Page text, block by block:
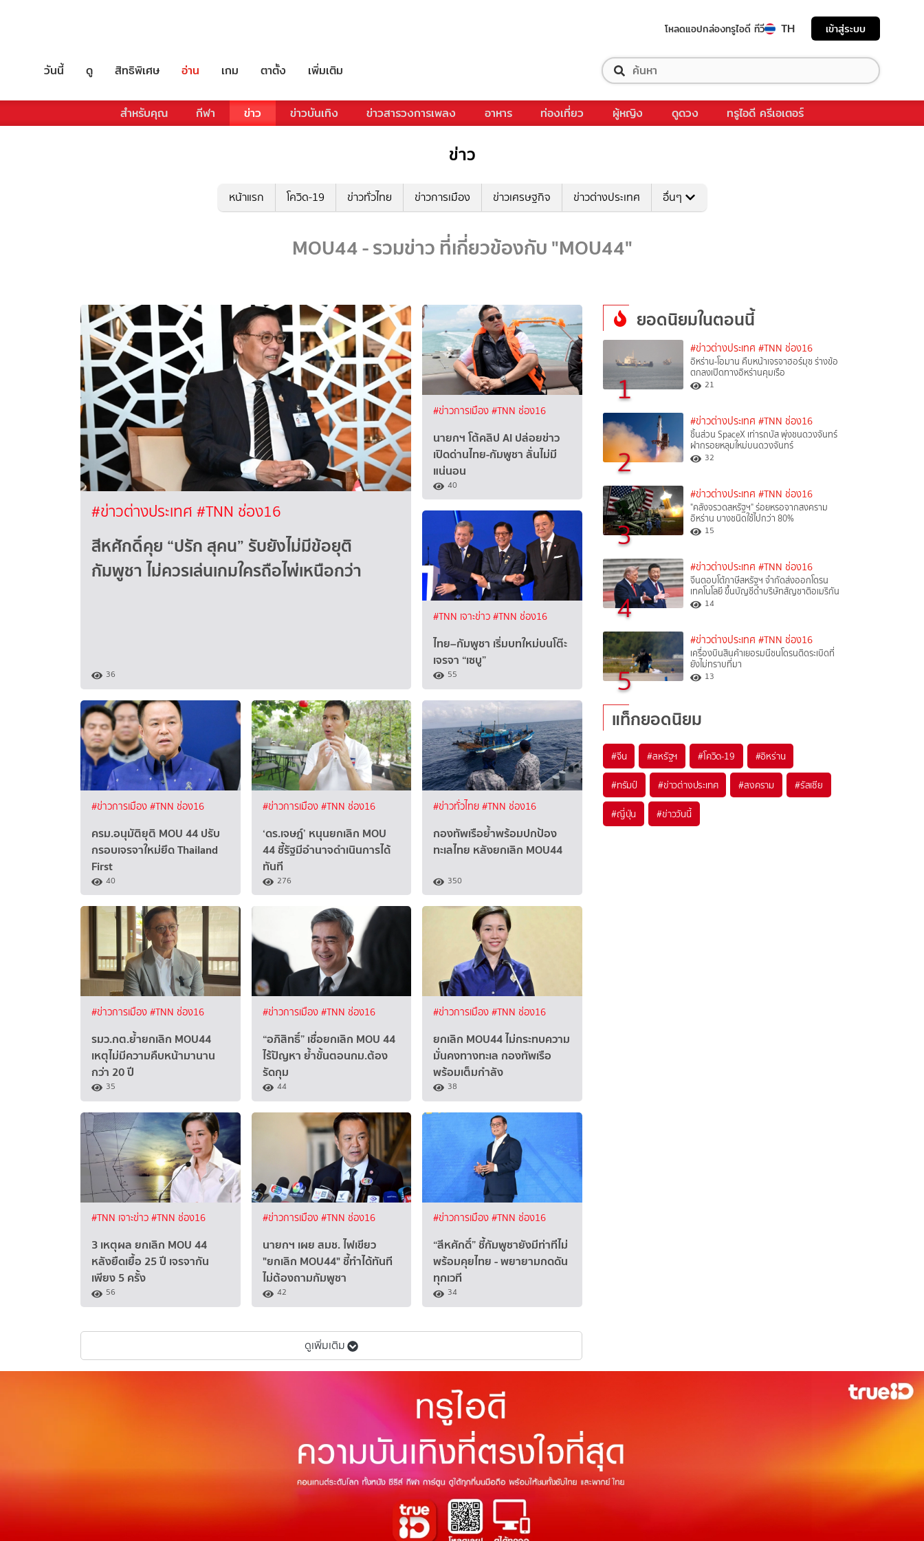
โหลดแอปกล่องทรูไอดี ทีวี TH เข้าสู่ระบบ
วันนี้ ดู สิทธิพิเศษ อ่าน เกม ตาตั้ง เพิ่มเติม
สำหรับคุณ กีฬา ข่าว ข่าวบันเทิง ข่าวสารวงการเพลง อาหาร ท่องเที่ยว ผู้หญิง ดูดวง ทรูไอดี ครีเอเตอร์
ข่าว
หน้าแรก โควิด-19 ข่าวทั่วไทย ข่าวการเมือง ข่าวเศรษฐกิจ ข่าวต่างประเทศ อื่นๆ
MOU44 - รวมข่าว ที่เกี่ยวข้องกับ "MOU44"
#ข่าวต่างประเทศ #TNN ช่อง16
สีหศักดิ์คุย “ปรัก สุคน” รับยังไม่มีข้อยุติ
กัมพูชา ไม่ควรเล่นเกมใครถือไพ่เหนือกว่า
36
#ข่าวการเมือง#TNN ช่อง16
นายกฯ โต้คลิป AI ปล่อยข่าว
เปิดด่านไทย-กัมพูชา ลั่นไม่มี
แน่นอน
40
#TNN เจาะข่าว#TNN ช่อง16
ไทย–กัมพูชา เริ่มบทใหม่บนโต๊ะ
เจรจา “เซบู”
55
#ข่าวการเมือง#TNN ช่อง16
ครม.อนุมัติยุติ MOU 44 ปรับ
กรอบเจรจาใหม่ยึด Thailand
First
40
#ข่าวการเมือง#TNN ช่อง16
‘ดร.เจษฎ์’ หนุนยกเลิก MOU
44 ชี้รัฐมีอำนาจดำเนินการได้
ทันที
276
#ข่าวทั่วไทย#TNN ช่อง16
กองทัพเรือย้ำพร้อมปกป้อง
ทะเลไทย หลังยกเลิก MOU44
350
#ข่าวการเมือง#TNN ช่อง16
รมว.กต.ย้ำยกเลิก MOU44
เหตุไม่มีความคืบหน้ามานาน
กว่า 20 ปี
35
#ข่าวการเมือง#TNN ช่อง16
“อภิสิทธิ์” เชื่อยกเลิก MOU 44
ไร้ปัญหา ย้ำขั้นตอนกม.ต้อง
รัดกุม
44
#ข่าวการเมือง#TNN ช่อง16
ยกเลิก MOU44 ไม่กระทบความ
มั่นคงทางทะเล กองทัพเรือ
พร้อมเต็มกำลัง
38
#TNN เจาะข่าว#TNN ช่อง16
3 เหตุผล ยกเลิก MOU 44
หลังยืดเยื้อ 25 ปี เจรจากัน
เพียง 5 ครั้ง
56
#ข่าวการเมือง#TNN ช่อง16
นายกฯ เผย สมช. ไฟเขียว
"ยกเลิก MOU44" ชี้ทำได้ทันที
ไม่ต้องถามกัมพูชา
42
#ข่าวการเมือง#TNN ช่อง16
“สีหศักดิ์” ชี้กัมพูชายังมีท่าทีไม่
พร้อมคุยไทย - พยายามกดดัน
ทุกเวที
34
ดูเพิ่มเติม
ยอดนิยมในตอนนี้
1
#ข่าวต่างประเทศ #TNN ช่อง16
อิหร่าน-โอมาน คืบหน้าเจรจาฮอร์มุซ ร่างข้อ
ตกลงเปิดทางอิหร่านคุมเรือ
21
2
#ข่าวต่างประเทศ #TNN ช่อง16
ชิ้นส่วน SpaceX เท่ารถบัส พุ่งชนดวงจันทร์
ฝากรอยหลุมใหม่บนดวงจันทร์
32
3
#ข่าวต่างประเทศ #TNN ช่อง16
"คลังจรวดสหรัฐฯ" ร่อยหรอจากสงคราม
อิหร่าน บางชนิดใช้ไปกว่า 80%
15
4
#ข่าวต่างประเทศ #TNN ช่อง16
จีนตอบโต้ภาษีสหรัฐฯ จำกัดส่งออกโดรน
เทคโนโลยี ขึ้นบัญชีดำบริษัทสัญชาติอเมริกัน
14
5
#ข่าวต่างประเทศ #TNN ช่อง16
เครื่องบินสินค้าเยอรมนีชนโดรนติดระเบิดที่
ยังไม่ทราบที่มา
13
แท็กยอดนิยม
#จีน #สหรัฐฯ #โควิด-19 #อิหร่าน
#ทรัมป์ #ข่าวต่างประเทศ #สงคราม #รัสเซีย
#ญี่ปุ่น #ข่าววันนี้